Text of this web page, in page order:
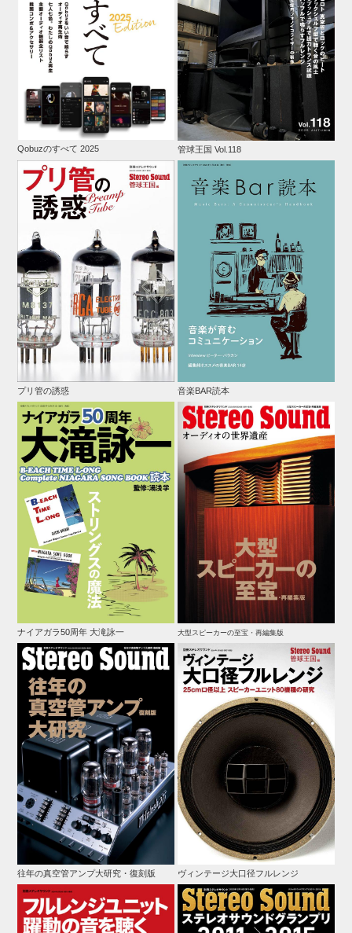
Qobuzのすべて 2025 管球王国 Vol.118
プリ管の誘惑 音楽BAR読本
ナイアガラ50周年 大滝詠一 大型スピーカーの至宝・再編集版
往年の真空管アンプ大研究・復刻版 ヴィンテージ大口径フルレンジ